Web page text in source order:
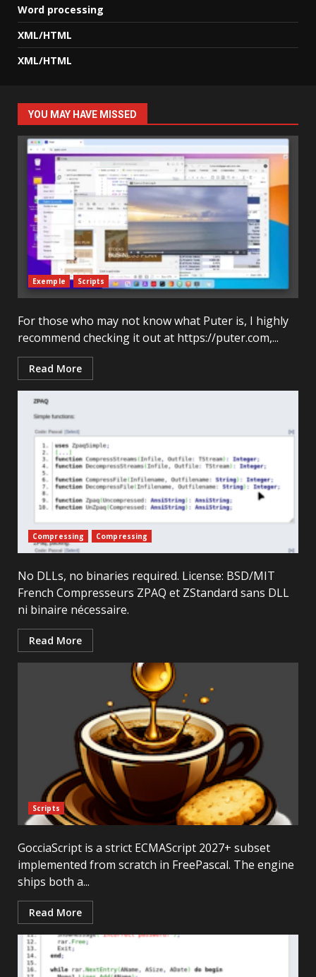
Word processing
XML/HTML
XML/HTML
YOU MAY HAVE MISSED
Exemple Scripts
For those who may not know what Puter is, I highly
recommend checking it out at https://puter.com,...
Read More
Compressing Compressing
No DLLs, no binaries required. License: BSD/MIT
French Compresseurs ZPAQ et ZStandard sans DLL
ni binaire nécessaire.
Read More
Scripts
GocciaScript is a strict ECMAScript 2027+ subset
implemented from scratch in FreePascal. The engine
ships both a...
Read More